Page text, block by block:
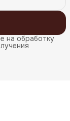
на обработку